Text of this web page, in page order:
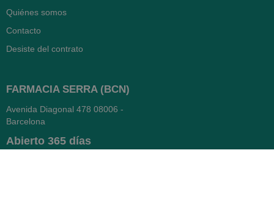
Quiénes somos
Contacto
Desiste del contrato
FARMACIA SERRA (BCN)
Avenida Diagonal 478 08006 -
Barcelona
Abierto 365 días